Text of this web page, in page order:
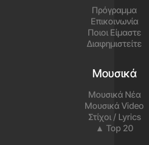
Πρόγραμμα
Επικοινωνία
Ποιοι Είμαστε
Διαφημιστείτε
Μουσικά
Μουσικά Νέα
Μουσικά Video
Στίχοι / Lyrics
▲ Top 20